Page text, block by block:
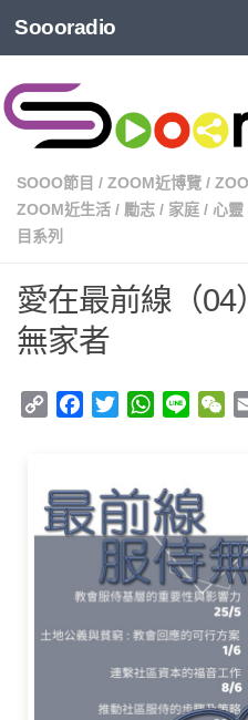
Soooradio
SOOO節目 / ZOOM近博覽 /
ZOOM近生活 / 勵志 / 家庭 / 心靈
目系列
愛在最前線（04
無家者
Copy
Facebook
TwitterWhatsApp
Line